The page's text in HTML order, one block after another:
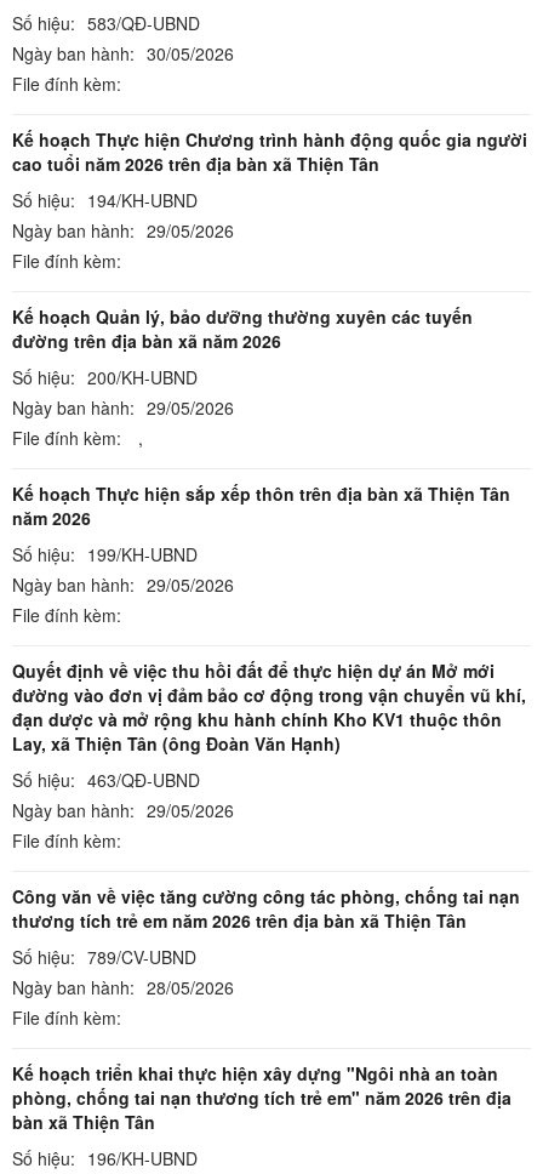
Số hiệu: 583/QĐ-UBND
Ngày ban hành: 30/05/2026
File đính kèm:
Kế hoạch Thực hiện Chương trình hành động quốc gia người
cao tuổi năm 2026 trên địa bàn xã Thiện Tân
Số hiệu: 194/KH-UBND
Ngày ban hành: 29/05/2026
File đính kèm:
Kế hoạch Quản lý, bảo dưỡng thường xuyên các tuyến
đường trên địa bàn xã năm 2026
Số hiệu: 200/KH-UBND
Ngày ban hành: 29/05/2026
File đính kèm:
,
Kế hoạch Thực hiện sắp xếp thôn trên địa bàn xã Thiện Tân
năm 2026
Số hiệu: 199/KH-UBND
Ngày ban hành: 29/05/2026
File đính kèm:
Quyết định về việc thu hồi đất để thực hiện dự án Mở mới
đường vào đơn vị đảm bảo cơ động trong vận chuyển vũ khí,
đạn dược và mở rộng khu hành chính Kho KV1 thuộc thôn
Lay, xã Thiện Tân (ông Đoàn Văn Hạnh)
Số hiệu: 463/QĐ-UBND
Ngày ban hành: 29/05/2026
File đính kèm:
Công văn về việc tăng cường công tác phòng, chống tai nạn
thương tích trẻ em năm 2026 trên địa bàn xã Thiện Tân
Số hiệu: 789/CV-UBND
Ngày ban hành: 28/05/2026
File đính kèm:
Kế hoạch triển khai thực hiện xây dựng "Ngôi nhà an toàn
phòng, chống tai nạn thương tích trẻ em" năm 2026 trên địa
bàn xã Thiện Tân
Số hiệu: 196/KH-UBND